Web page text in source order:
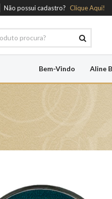
Não possui cadastro? Clique Aqui!
Bem-Vindo Aline